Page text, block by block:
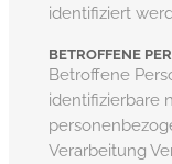
identifiziert
BETROFFENE
Betroffene
identifizierbare
Verarbeitung